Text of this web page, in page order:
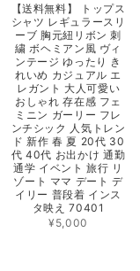
【送料無料】 トップス
シャツ レギュラースリ
ーブ 胸元紐リボン 刺
繍 ボヘミアン風 ヴィ
ンテージ ゆったり き
れいめ カジュアル エ
レガント 大人可愛い
おしゃれ 存在感 フェ
ミニン ガーリー フレ
ンチシック 人気トレン
ド 新作 春 夏 20代 30
代 40代 お出かけ 通勤
通学 イベント 旅行 リ
ゾート ママ デート デ
イリー 普段着 インス
タ映え 70401
¥5,000